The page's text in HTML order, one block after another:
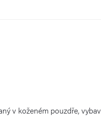
v koženém pouzdře,